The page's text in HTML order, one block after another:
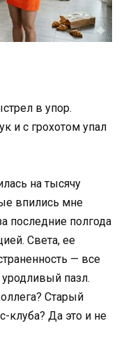
в упор.
и с грохотом упал
на тысячу
впились мне
последние полгода
Света, ее
— все
пазл.
Старый
клуба? Да это и не